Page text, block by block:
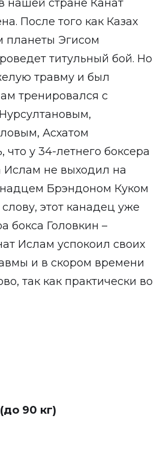
нашей стране Канат
После того как Казах
планеты Эгисом
титульный бой. Но
травму и был
тренировался с
Асхатом
у 34-летнего боксера
Ислам не выходил на
Брэндоном Куком
этот канадец уже
бокса Головкин –
Ислам успокоил своих
и в скором времени
так как практически во
90 кг)